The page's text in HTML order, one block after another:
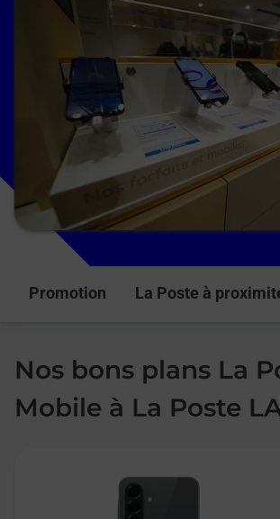
Promotion La Poste à
Nos bons plans La
Mobile à La Poste